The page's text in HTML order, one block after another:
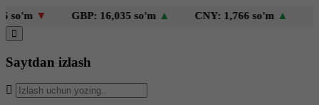
▼ GBP: 16,035 so'm▲ CNY: 1,766 so'm▲
Saytdan izlash